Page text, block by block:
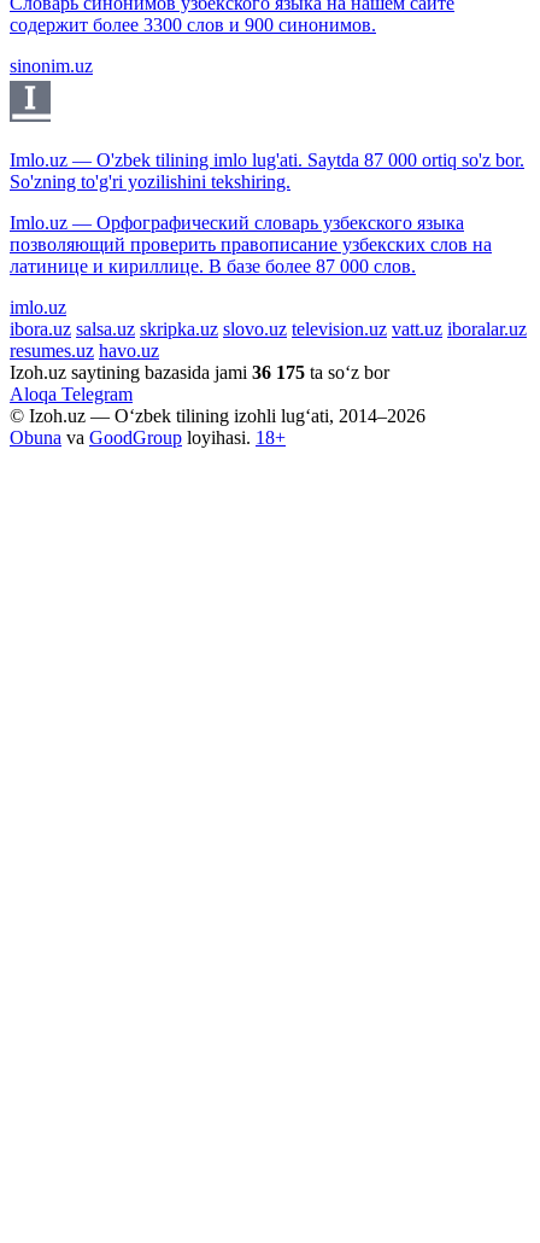
содержит более 3300 слов и 900 синонимов.
sinonim.uz
Imlo.uz — O'zbek tilining imlo lug'ati. Saytda 87 000 ortiq so'z bor.
So'zning to'g'ri yozilishini tekshiring.
Imlo.uz — Орфографический словарь узбекского языка
позволяющий проверить правописание узбекских слов на
латинице и кириллице. В базе более 87 000 слов.
imlo.uz
ibora.uz salsa.uz skripka.uz slovo.uz television.uz vatt.uz iboralar.uz
resumes.uz havo.uz
Izoh.uz saytining bazasida jami 36 175 ta so‘z bor
Aloqa Telegram
© Izoh.uz — O‘zbek tilining izohli lug‘ati, 2014–2026
Obuna va GoodGroup loyihasi. 18+